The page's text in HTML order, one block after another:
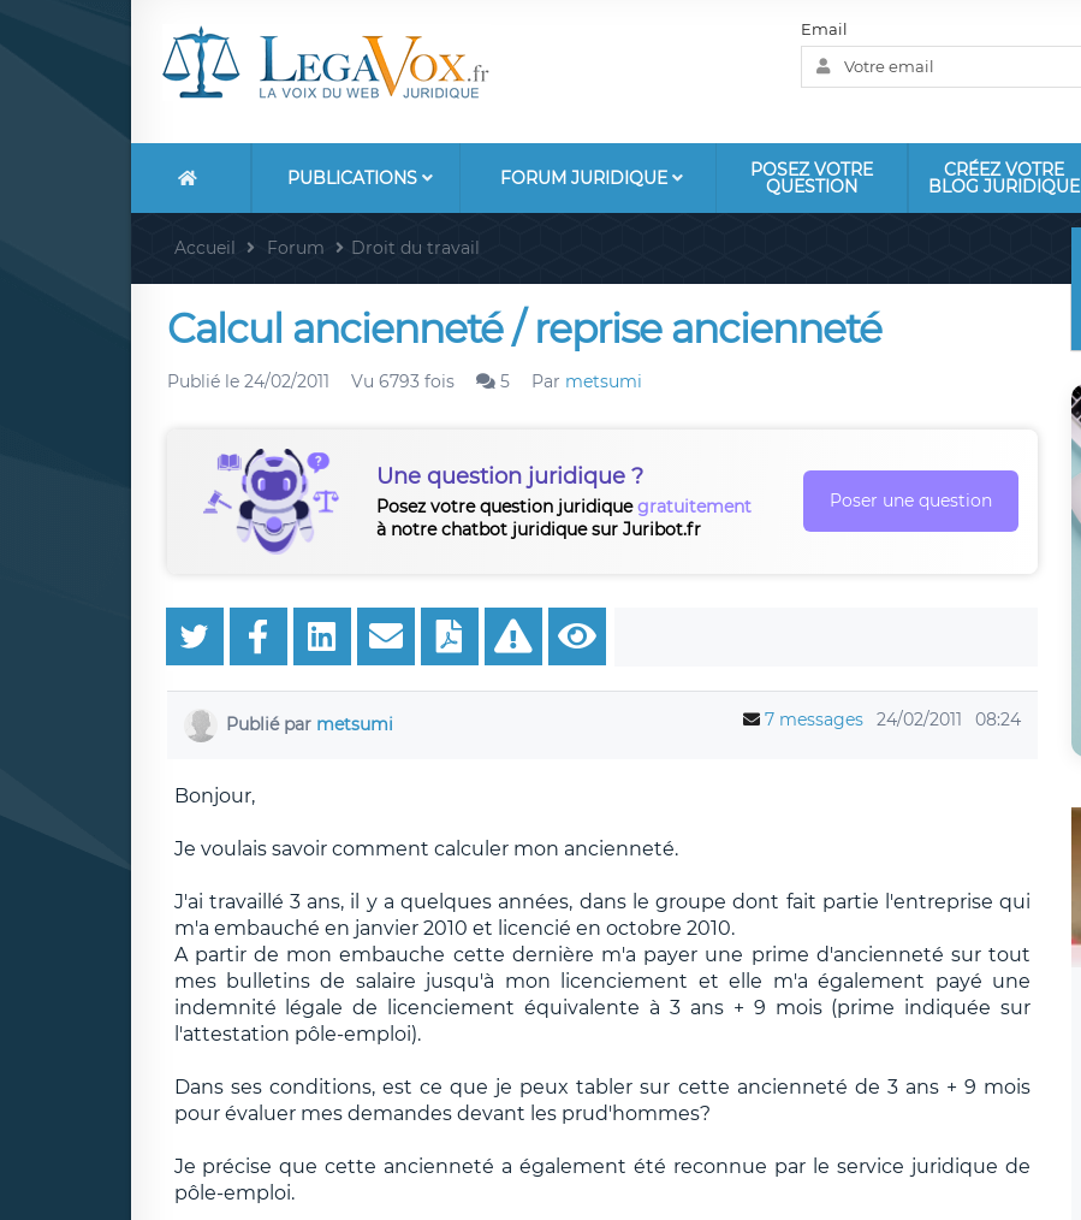
Email
PUBLICATIONS FORUM JURIDIQUE POSEZ VOTRE
QUESTION
CRÉEZ VOTRE
BLOG JURIDIQUE
Accueil Forum Droit du travail
Calcul ancienneté / reprise ancienneté
Publié le 24/02/2011 Vu 6793 fois 5 Par metsumi
Une question juridique ?
Posez votre question juridiquegratuitement
à notre chatbot juridique sur Juribot.fr
Poser une question
Publié par metsumi 7 messages 24/02/2011 08:24
Bonjour,
Je voulais savoir comment calculer mon ancienneté.
J'ai travaillé 3 ans, il y a quelques années, dans le groupe dont fait partie l'entreprise qui
m'a embauché en janvier 2010 et licencié en octobre 2010.
A partir de mon embauche cette dernière m'a payer une prime d'ancienneté sur tout
mes bulletins de salaire jusqu'à mon licenciement et elle m'a également payé une
indemnité légale de licenciement équivalente à 3 ans + 9 mois (prime indiquée sur
l'attestation pôle-emploi).
Dans ses conditions, est ce que je peux tabler sur cette ancienneté de 3 ans + 9 mois
pour évaluer mes demandes devant les prud'hommes?
Je précise que cette ancienneté a également été reconnue par le service juridique de
pôle-emploi.